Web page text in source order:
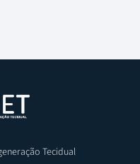
Tecidual